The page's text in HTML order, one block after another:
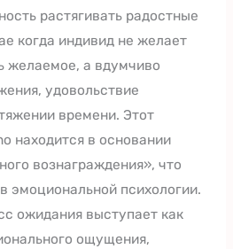
растягивать радостные
когда индивид не желает
желаемое, а вдумчиво
удовольствие
времени. Этот
находится в основании
вознаграждения», что
эмоциональной психологии.
ожидания выступает как
ощущения,